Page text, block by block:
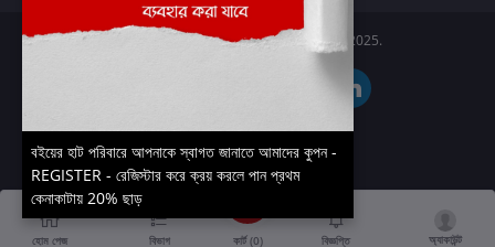
Boier Haat™ | © All rights reserved 2025.
হোম পেজ বিভাগ কার্ট (0) বিজ্ঞপ্তি অ্যাকাউন্ট
বইয়ের হাট পরিবারে আপনাকে স্বাগত জানাতে আমাদের কুপন -
REGISTER - রেজিস্টার করে ক্রয় করলে পান প্রথম
কেনাকাটায় 20% ছাড়